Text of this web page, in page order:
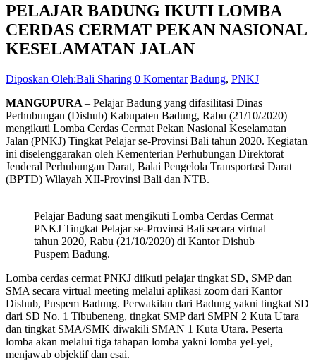
PELAJAR BADUNG IKUTI LOMBA
CERDAS CERMAT PEKAN NASIONAL
KESELAMATAN JALAN
Diposkan Oleh:Bali Sharing 0 Komentar Badung, PNKJ
MANGUPURA – Pelajar Badung yang difasilitasi Dinas
Perhubungan (Dishub) Kabupaten Badung, Rabu (21/10/2020)
mengikuti Lomba Cerdas Cermat Pekan Nasional Keselamatan
Jalan (PNKJ) Tingkat Pelajar se-Provinsi Bali tahun 2020. Kegiatan
ini diselenggarakan oleh Kementerian Perhubungan Direktorat
Jenderal Perhubungan Darat, Balai Pengelola Transportasi Darat
(BPTD) Wilayah XII-Provinsi Bali dan NTB.
Pelajar Badung saat mengikuti Lomba Cerdas Cermat
PNKJ Tingkat Pelajar se-Provinsi Bali secara virtual
tahun 2020, Rabu (21/10/2020) di Kantor Dishub
Puspem Badung.
Lomba cerdas cermat PNKJ diikuti pelajar tingkat SD, SMP dan
SMA secara virtual meeting melalui aplikasi zoom dari Kantor
Dishub, Puspem Badung. Perwakilan dari Badung yakni tingkat SD
dari SD No. 1 Tibubeneng, tingkat SMP dari SMPN 2 Kuta Utara
dan tingkat SMA/SMK diwakili SMAN 1 Kuta Utara. Peserta
lomba akan melalui tiga tahapan lomba yakni lomba yel-yel,
menjawab objektif dan esai.